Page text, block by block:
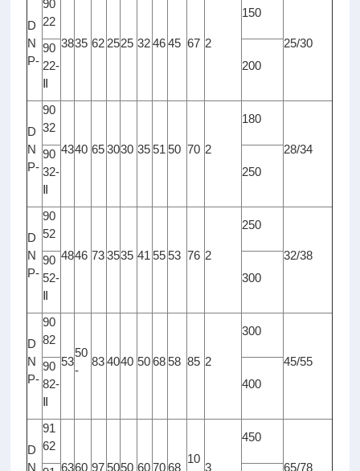
D
N
P-
90
22
3835 62 2525 32 46 45 67 2
150
25/30
90
22-
200
D
N
P-
90
32
4340 65 3030 35 51 50 70 2
180
28/34
90
32-
250
D
N
P-
90
52
4846 73 3535 41 55 53 76 2
250
32/38
90
52-
300
D
N
P-
90
82
53
50
-
83 4040 50 68 58 85 2
300
45/55
90
82-
400
D
N
91
62
6360 97 5050 60 70 68
10
3
450
65/78